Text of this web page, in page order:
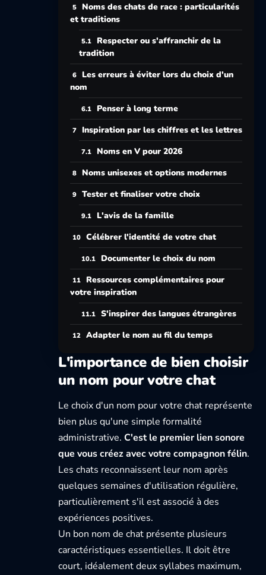
Noms des chats de race : particularités
et traditions
Respecter ou s'affranchir de la
tradition
Les erreurs à éviter lors du choix d'un
nom
Penser à long terme
Inspiration par les chiffres et les lettres
Noms en V pour 2026
Noms unisexes et options modernes
Tester et finaliser votre choix
L'avis de la famille
Célébrer l'identité de votre chat
Documenter le choix du nom
Ressources complémentaires pour
votre inspiration
S'inspirer des langues étrangères
Adapter le nom au fil du temps
L'importance de bien choisir
un nom pour votre chat
Le choix d'un nom pour votre chat représente
bien plus qu'une simple formalité
administrative. C'est le premier lien sonore
que vous créez avec votre compagnon félin.
Les chats reconnaissent leur nom après
quelques semaines d'utilisation régulière,
particulièrement s'il est associé à des
expériences positives.
Un bon nom de chat présente plusieurs
caractéristiques essentielles. Il doit être
court, idéalement deux syllabes maximum,